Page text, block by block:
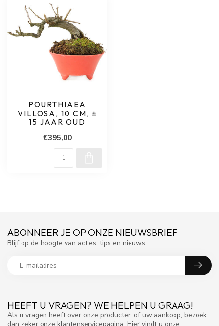
POURTHIAEA
VILLOSA, 10 CM, ±
15 JAAR OUD
€395,00
HEEFT U VRAGEN? WE HELPEN U GRAAG!
Als u vragen heeft over onze producten of uw aankoop, bezoek
dan zeker onze klantenservicepagina. Hier vindt u onze
ABONNEER JE OP ONZE NIEUWSBRIEF
Blijf op de hoogte van acties, tips en nieuws